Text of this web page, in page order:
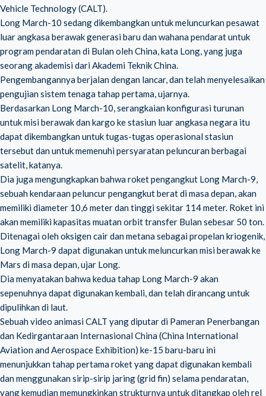
Vehicle Technology (CALT).
Long March-10 sedang dikembangkan untuk meluncurkan pesawat
luar angkasa berawak generasi baru dan wahana pendarat untuk
program pendaratan di Bulan oleh China, kata Long, yang juga
seorang akademisi dari Akademi Teknik China.
Pengembangannya berjalan dengan lancar, dan telah menyelesaikan
pengujian sistem tenaga tahap pertama, ujarnya.
Berdasarkan Long March-10, serangkaian konfigurasi turunan
untuk misi berawak dan kargo ke stasiun luar angkasa negara itu
dapat dikembangkan untuk tugas-tugas operasional stasiun
tersebut dan untuk memenuhi persyaratan peluncuran berbagai
satelit, katanya.
Dia juga mengungkapkan bahwa roket pengangkut Long March-9,
sebuah kendaraan peluncur pengangkut berat di masa depan, akan
memiliki diameter 10,6 meter dan tinggi sekitar 114 meter. Roket ini
akan memiliki kapasitas muatan orbit transfer Bulan sebesar 50 ton.
Ditenagai oleh oksigen cair dan metana sebagai propelan kriogenik,
Long March-9 dapat digunakan untuk meluncurkan misi berawak ke
Mars di masa depan, ujar Long.
Dia menyatakan bahwa kedua tahap Long March-9 akan
sepenuhnya dapat digunakan kembali, dan telah dirancang untuk
dipulihkan di laut.
Sebuah video animasi CALT yang diputar di Pameran Penerbangan
dan Kedirgantaraan Internasional China (China International
Aviation and Aerospace Exhibition) ke-15 baru-baru ini
menunjukkan tahap pertama roket yang dapat digunakan kembali
dan menggunakan sirip-sirip jaring (grid fin) selama pendaratan,
yang kemudian memungkinkan strukturnya untuk ditangkap oleh rel